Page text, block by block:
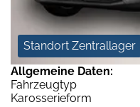
Standort Zentrallager
Allgemeine Daten:
Fahrzeugtyp
Karosserieform